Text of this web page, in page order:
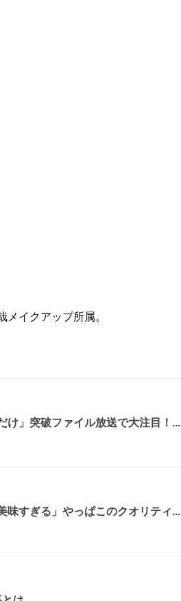
イクアップ所属。
け」突破ファイル放送で大注目！...
すぎる」やっぱこのクオリティ...